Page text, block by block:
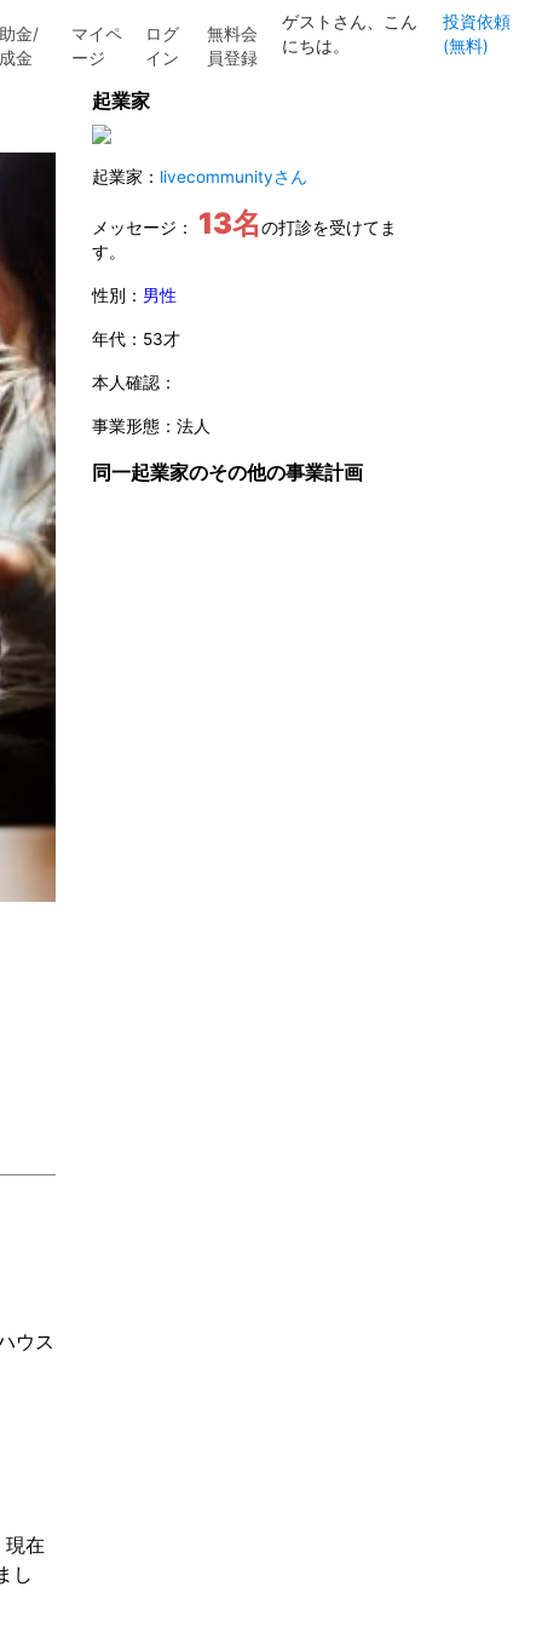
金/
金
マイペ
ージ
ログ
イン
無料会
員登録
ゲストさん、こん
にちは。
投資依頼
(無料)
ウス
現在
し
起業家
起業家： livecommunityさん
メッセージ： 13名の打診を受けてま
す。
性別： 男性
年代：53才
本人確認：
事業形態：法人
同一起業家のその他の事業計画